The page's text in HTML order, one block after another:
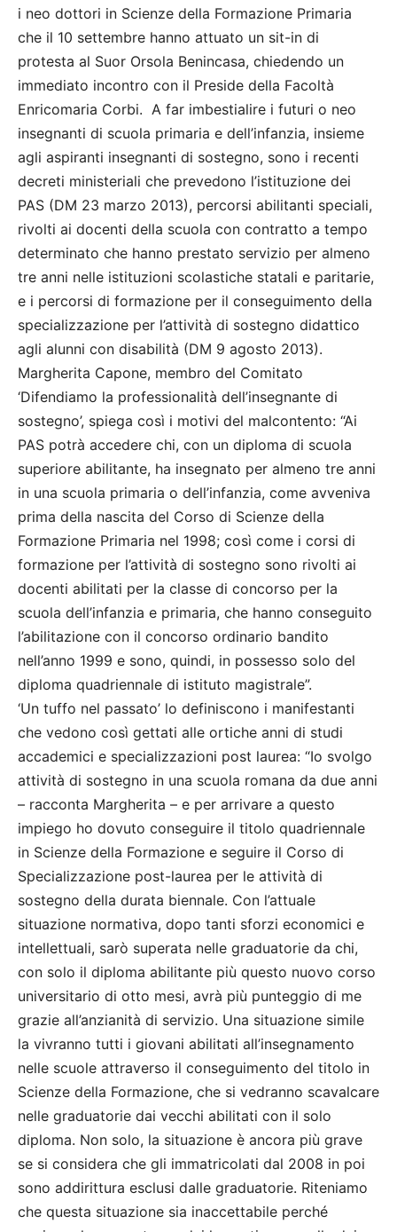
i neo dottori in Scienze della Formazione Primaria
che il 10 settembre hanno attuato un sit-in di
protesta al Suor Orsola Benincasa, chiedendo un
immediato incontro con il Preside della Facoltà
Enricomaria Corbi. A far imbestialire i futuri o neo
insegnanti di scuola primaria e dell’infanzia, insieme
agli aspiranti insegnanti di sostegno, sono i recenti
decreti ministeriali che prevedono l’istituzione dei
PAS (DM 23 marzo 2013), percorsi abilitanti speciali,
rivolti ai docenti della scuola con contratto a tempo
determinato che hanno prestato servizio per almeno
tre anni nelle istituzioni scolastiche statali e paritarie,
e i percorsi di formazione per il conseguimento della
specializzazione per l’attività di sostegno didattico
agli alunni con disabilità (DM 9 agosto 2013).
Margherita Capone, membro del Comitato
‘Difendiamo la professionalità dell’insegnante di
sostegno’, spiega così i motivi del malcontento: “Ai
PAS potrà accedere chi, con un diploma di scuola
superiore abilitante, ha insegnato per almeno tre anni
in una scuola primaria o dell’infanzia, come avveniva
prima della nascita del Corso di Scienze della
Formazione Primaria nel 1998; così come i corsi di
formazione per l’attività di sostegno sono rivolti ai
docenti abilitati per la classe di concorso per la
scuola dell’infanzia e primaria, che hanno conseguito
l’abilitazione con il concorso ordinario bandito
nell’anno 1999 e sono, quindi, in possesso solo del
diploma quadriennale di istituto magistrale”.
‘Un tuffo nel passato’ lo definiscono i manifestanti
che vedono così gettati alle ortiche anni di studi
accademici e specializzazioni post laurea: “Io svolgo
attività di sostegno in una scuola romana da due anni
– racconta Margherita – e per arrivare a questo
impiego ho dovuto conseguire il titolo quadriennale
in Scienze della Formazione e seguire il Corso di
Specializzazione post-laurea per le attività di
sostegno della durata biennale. Con l’attuale
situazione normativa, dopo tanti sforzi economici e
intellettuali, sarò superata nelle graduatorie da chi,
con solo il diploma abilitante più questo nuovo corso
universitario di otto mesi, avrà più punteggio di me
grazie all’anzianità di servizio. Una situazione simile
la vivranno tutti i giovani abilitati all’insegnamento
nelle scuole attraverso il conseguimento del titolo in
Scienze della Formazione, che si vedranno scavalcare
nelle graduatorie dai vecchi abilitati con il solo
diploma. Non solo, la situazione è ancora più grave
se si considera che gli immatricolati dal 2008 in poi
sono addirittura esclusi dalle graduatorie. Riteniamo
che questa situazione sia inaccettabile perché